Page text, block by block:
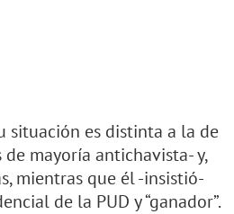
situación es distinta a la de
mayoría antichavista- y,
mientras que él -insistió-
de la PUD y “ganador”.